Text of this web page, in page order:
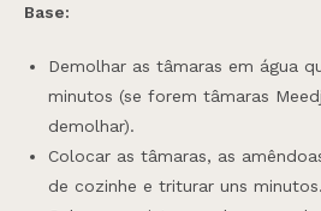
Base:
Demolhar as tâmaras em água
minutos (se forem tâmaras
demolhar).
Colocar as tâmaras, as
de cozinhe e triturar uns minutos.